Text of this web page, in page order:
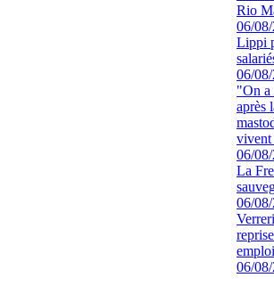
Rio
06/
Lippi
06/
"On a
après
vivent
06/
La
06/
06/